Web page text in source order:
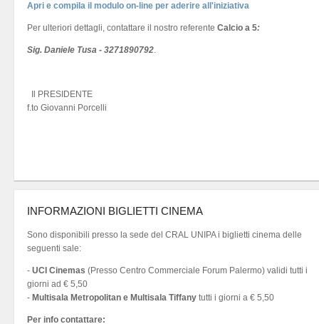
Apri e compila il modulo on-line per aderire all'iniziativa
Per ulteriori dettagli, contattare il nostro referente Calcio a 5:
Sig. Daniele Tusa - 3271890792.
Il PRESIDENTE
f.to Giovanni Porcelli
INFORMAZIONI BIGLIETTI CINEMA
Sono disponibili presso la sede del CRAL UNIPA i biglietti cinema delle
seguenti sale:
- UCI Cinemas (Presso Centro Commerciale Forum Palermo) validi tutti i
giorni ad € 5,50
- Multisala Metropolitan e Multisala Tiffany tutti i giorni a € 5,50
Per info contattare: